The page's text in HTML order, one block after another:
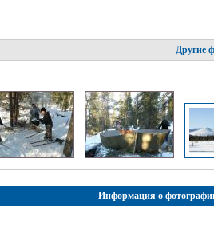
Другие
Информация о